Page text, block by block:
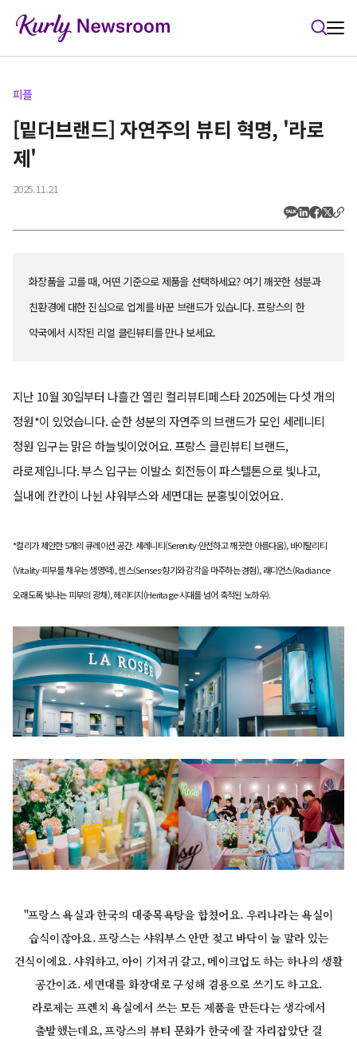
피플
[밑더브랜드] 자연주의 뷰티 혁명, '라로
제'
2025.11.21
화장품을 고를 때, 어떤 기준으로 제품을 선택하세요? 여기 깨끗한 성분과
친환경에 대한 진심으로 업계를 바꾼 브랜드가 있습니다. 프랑스의 한
약국에서 시작된 리얼 클린뷰티를 만나 보세요.
지난 10월 30일부터 나흘간 열린 컬리뷰티페스타 2025에는 다섯 개의
정원*이 있었습니다. 순한 성분의 자연주의 브랜드가 모인 세레니티
정원 입구는 맑은 하늘빛이었어요. 프랑스 클린뷰티 브랜드,
라로제입니다. 부스 입구는 이발소 회전등이 파스텔톤으로 빛나고,
실내에 칸칸이 나뉜 샤워부스와 세면대는 분홍빛이었어요.
*컬리가 제안한 5개의 큐레이션 공간. 세레니티(Serenity·안전하고 깨끗한 아름다움), 바이탈리티
(Vitality·피부를 채우는 생명력), 센스(Senses·향기와 감각을 마주하는 경험), 래디언스(Radiance·
오래도록 빛나는 피부의 광채), 헤리티지(Heritage·시대를 넘어 축적된 노하우).
"프랑스 욕실과 한국의 대중목욕탕을 합쳤어요. 우리나라는 욕실이
습식이잖아요. 프랑스는 샤워부스 안만 젖고 바닥이 늘 말라 있는
건식이에요. 샤워하고, 아이 기저귀 갈고, 메이크업도 하는 하나의 생활
공간이죠. 세면대를 화장대로 구성해 겸용으로 쓰기도 하고요.
라로제는 프렌치 욕실에서 쓰는 모든 제품을 만든다는 생각에서
출발했는데요, 프랑스의 뷰티 문화가 한국에 잘 자리잡았단 걸